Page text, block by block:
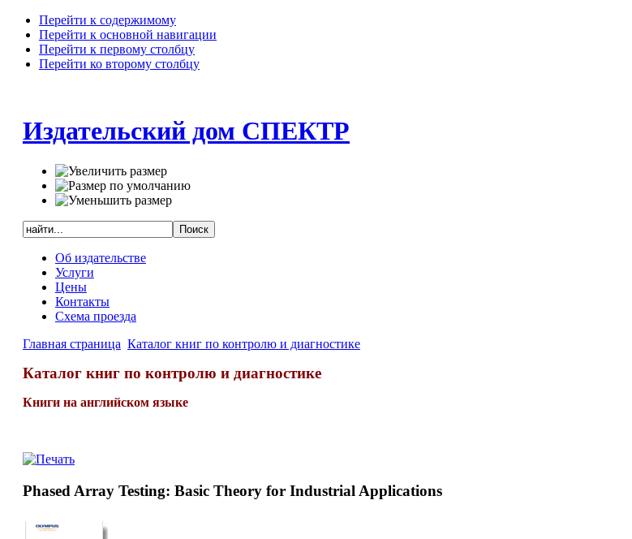
Перейти к содержимому
Перейти к основной навигации
Перейти к первому столбцу
Перейти ко второму столбцу
Издательский дом СПЕКТР
Об издательстве
Услуги
Цены
Контакты
Схема проезда
Главная страница Каталог книг по контролю и диагностике
Каталог книг по контролю и диагностике
Книги на английском языке
Phased Array Testing: Basic Theory for Industrial Applications